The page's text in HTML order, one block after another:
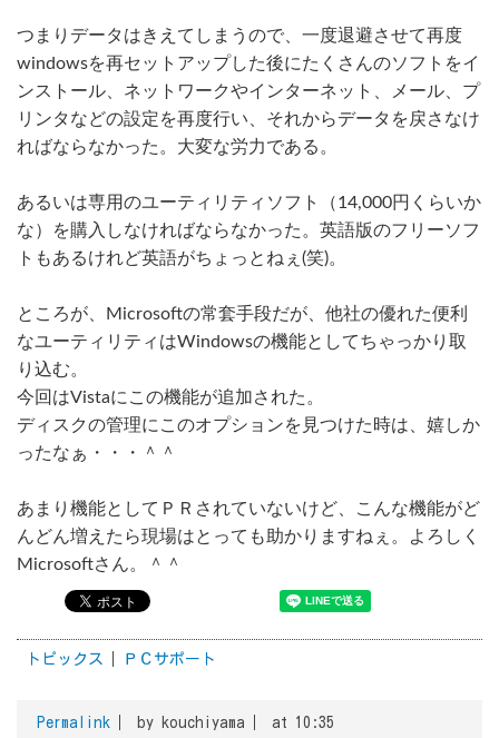
つまりデータはきえてしまうので、一度退避させて再度
windowsを再セットアップした後にたくさんのソフトをイ
ンストール、ネットワークやインターネット、メール、プ
リンタなどの設定を再度行い、それからデータを戻さなけ
ればならなかった。大変な労力である。
あるいは専用のユーティリティソフト（14,000円くらいか
な）を購入しなければならなかった。英語版のフリーソフ
トもあるけれど英語がちょっとねぇ(笑)。
ところが、Microsoftの常套手段だが、他社の優れた便利
なユーティリティはWindowsの機能としてちゃっかり取
り込む。
今回はVistaにこの機能が追加された。
ディスクの管理にこのオプションを見つけた時は、嬉しか
ったなぁ・・・＾＾
あまり機能としてＰＲされていないけど、こんな機能がど
んどん増えたら現場はとっても助かりますねぇ。よろしく
Microsoftさん。＾＾
トピックス ＰＣサポート
Permalink by kouchiyama at 10:35